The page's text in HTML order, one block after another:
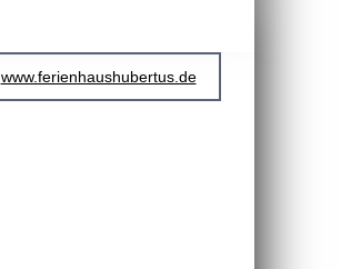
www.ferienhaushubertus.de